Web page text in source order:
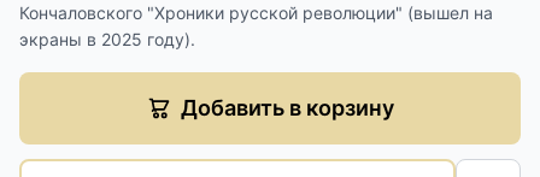
Кончаловского "Хроники русской революции" (вышел на
экраны в 2025 году).
Добавить в корзину